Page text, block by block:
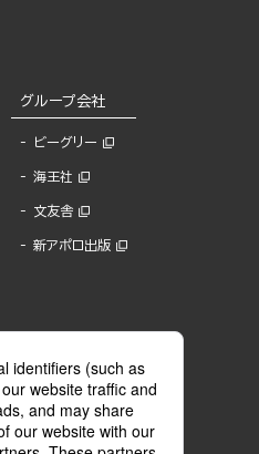
グループ会社
ビーグリー
海王社
文友舎
新アポロ出版